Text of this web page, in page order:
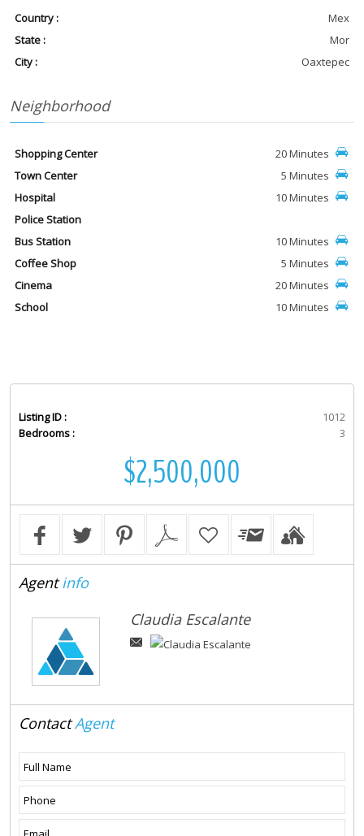
Country :
Mex
State :
Mor
City :
Oaxtepec
Neighborhood
Shopping Center
20 Minutes
Town Center
5 Minutes
Hospital
10 Minutes
Police Station
Bus Station
10 Minutes
Coffee Shop
5 Minutes
Cinema
20 Minutes
School
10 Minutes
Listing ID :
1012
Bedrooms :
3
$2,500,000
Agentinfo
Claudia Escalante
ContactAgent